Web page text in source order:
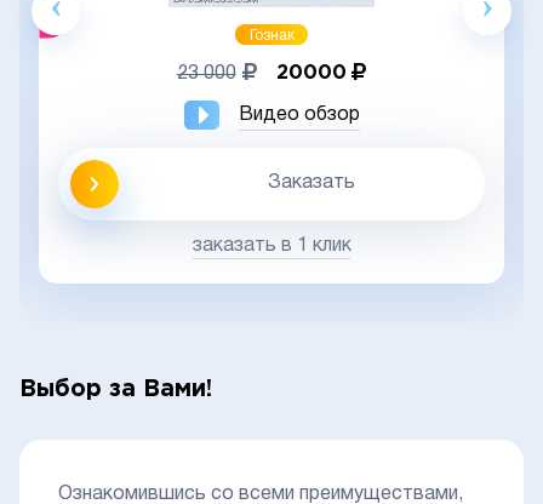
Гознак
23 000 20000
Видео обзор
Заказать
заказать в 1 клик
Выбор за Вами!
Ознакомившись со всеми преимуществами,